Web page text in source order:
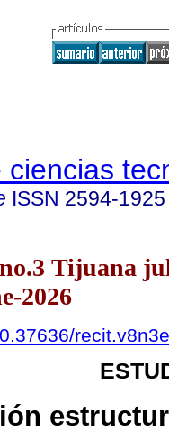
ciencias
ISSN 2594-1925
Tijuana
2026